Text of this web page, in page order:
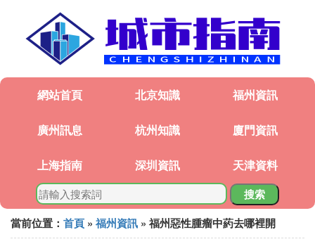
網站首頁 北京知識 福州資訊
廣州訊息 杭州知識 廈門資訊
上海指南 深圳資訊 天津資料
搜索
當前位置： 首頁 » 福州資訊 » 福州惡性腫瘤中葯去哪裡開